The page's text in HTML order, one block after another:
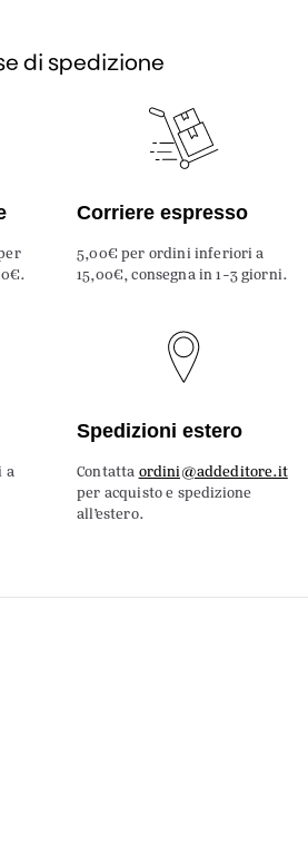
di spedizione
Corriere espresso
5,00€ per ordini inferiori a
15,00€, consegna in 1-3 giorni.
a
Spedizioni estero
Contatta ordini@addeditore.it
per acquisto e spedizione
all’estero.